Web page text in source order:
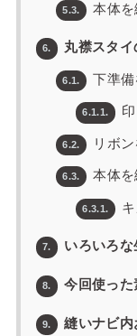
5.3. 本体を
6. 丸襟スタイ
6.1. 下準備
6.1.1.
6.2. リボ
6.3. 本体を
6.3.1.
7. いろいろな
8. 今回使った
9. 縫いナビ内